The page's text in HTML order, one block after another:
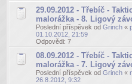
29.09.2012 - Třebíč -
malorážka - 8. Ligový
Poslední příspěvek od Grinch «
01.10.2012, 21:59
Odpovědi: 7
08.09.2012 - Třebíč -
malorážka - 7. Ligový
Poslední příspěvek od Grinch «
26.8.2012, 9:32